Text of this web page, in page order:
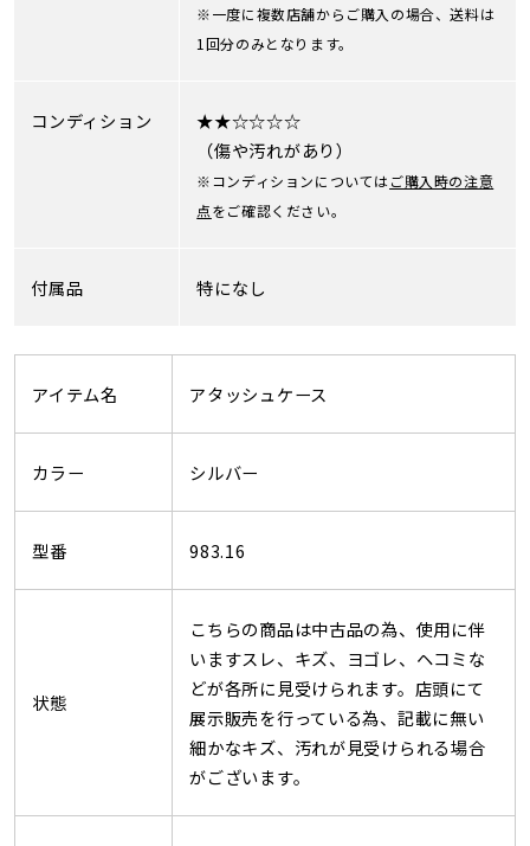
※一度に複数店舗からご購入の場合、送料は
1回分のみとなります。
コンディション
★★☆☆☆☆
（傷や汚れがあり）
※コンディションについてはご購入時の注意
点をご確認ください。
付属品 特になし
アイテム名 アタッシュケース
カラー シルバー
型番 983.16
状態
こちらの商品は中古品の為、使用に伴
いますスレ、キズ、ヨゴレ、ヘコミな
どが各所に見受けられます。店頭にて
展示販売を行っている為、記載に無い
細かなキズ、汚れが見受けられる場合
がございます。